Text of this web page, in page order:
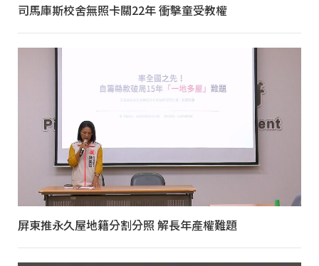
司馬庫斯校舍無照卡關22年 衝擊童受教權
屏東推永久屋地籍分割分照 解長年產權難題